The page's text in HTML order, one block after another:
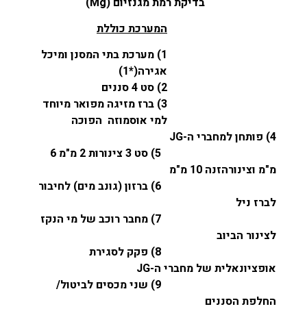
המערכת כוללת
1) מערכת בתי המסנן ומיכל
אגירה(*1)
2) סט 4 סננים
3) ברז מזיגה מפואר מיוחד
למי אוסמוזה הפוכה
4) פותחן למחברי ה-
JG
5) סט 3 צינורות 2 מ"מ 6
מ"מ וצינורהזנה 10 מ"מ
6) ברזון (גונב מים) לחיבור
לברז ניל
7) מחבר רוכב של מי הנקז
לצינור הביוב
8) פקק לסגירת
אופציונאלית של מחברי ה-JG
9) שני מכסים לביטול/
החלפת הסננים